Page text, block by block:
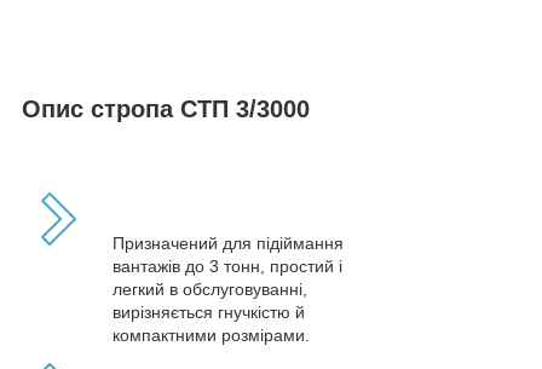
Опис стропа СТП 3/3000
Призначений для підіймання
вантажів до 3 тонн, простий і
легкий в обслуговуванні,
вирізняється гнучкістю й
компактними розмірами.